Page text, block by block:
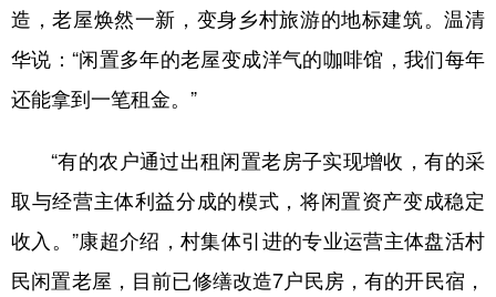
造，老屋焕然一新，变身乡村旅游的地标建筑。温清
华说：“闲置多年的老屋变成洋气的咖啡馆，我们每年
还能拿到一笔租金。”
“有的农户通过出租闲置老房子实现增收，有的采
取与经营主体利益分成的模式，将闲置资产变成稳定
收入。”康超介绍，村集体引进的专业运营主体盘活村
民闲置老屋，目前已修缮改造7户民房，有的开民宿，